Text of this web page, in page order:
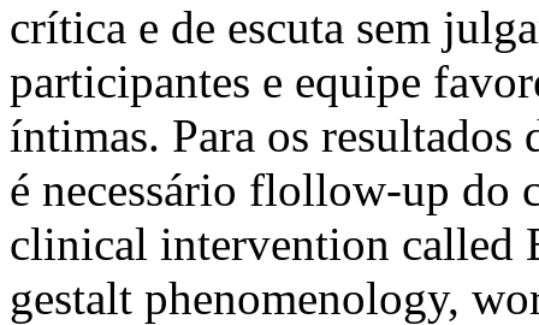
crítica e de escuta sem
participantes e equipe
íntimas. Para os resultados
é necessário flollow-up do
clinical intervention called
gestalt phenomenology,